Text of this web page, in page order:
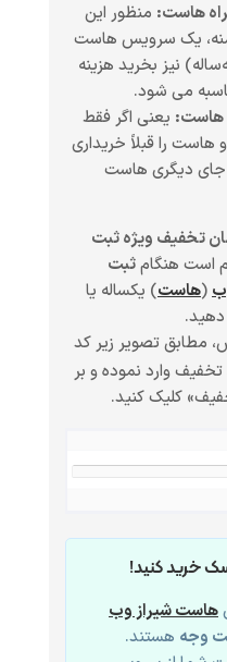
هاست: منظور این
یک سرویس هاست
نیز بخرید هزینه
می شود.
هاست: یعنی اگر فقط
هاست را قبلاً خریداری
جای دیگری هاست
تومان تخفیف ویژه ثبت
است هنگامثبت
(هاست) یکساله یا
مطابق تصویر زیر کد
وارد نموده و بر
کلیک کنید.
خرید کنید!
هاست شیراز وب
وجه هستند.